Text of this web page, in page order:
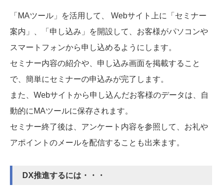
「MAツール」を活用して、 Webサイト上に「セミナー
案内」、「申し込み」を開設して、お客様がパソコンや
スマートフォンから申し込めるようにします。
セミナー内容の紹介や、申し込み画面を掲載すること
で、簡単にセミナーの申込みが完了します。
また、Webサイトから申し込んだお客様のデータは、自
動的にMAツールに保存されます。
セミナー終了後は、アンケート内容を参照して、お礼や
アポイントのメールを配信することも出来ます。
DX推進するには・・・